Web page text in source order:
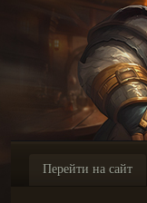
Перейти на сайт